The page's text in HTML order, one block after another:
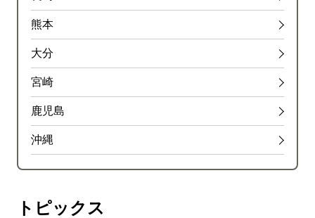
熊本
大分
宮崎
鹿児島
沖縄
トピックス